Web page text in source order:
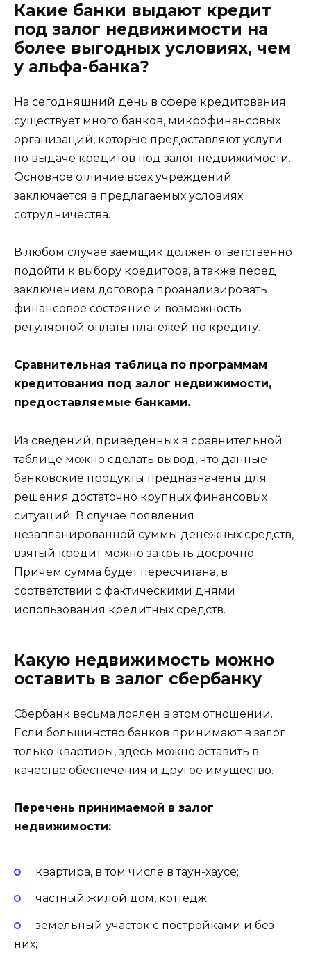
Какие банки выдают кредит
под залог недвижимости на
более выгодных условиях, чем
у альфа-банка?
На сегодняшний день в сфере кредитования
существует много банков, микрофинансовых
организаций, которые предоставляют услуги
по выдаче кредитов под залог недвижимости.
Основное отличие всех учреждений
заключается в предлагаемых условиях
сотрудничества.
В любом случае заемщик должен ответственно
подойти к выбору кредитора, а также перед
заключением договора проанализировать
финансовое состояние и возможность
регулярной оплаты платежей по кредиту.
Сравнительная таблица по программам
кредитования под залог недвижимости,
предоставляемые банками.
Из сведений, приведенных в сравнительной
таблице можно сделать вывод, что данные
банковские продукты предназначены для
решения достаточно крупных финансовых
ситуаций. В случае появления
незапланированной суммы денежных средств,
взятый кредит можно закрыть досрочно.
Причем сумма будет пересчитана, в
соответствии с фактическими днями
использования кредитных средств.
Какую недвижимость можно
оставить в залог сбербанку
Сбербанк весьма лоялен в этом отношении.
Если большинство банков принимают в залог
только квартиры, здесь можно оставить в
качестве обеспечения и другое имущество.
Перечень принимаемой в залог
недвижимости:
квартира, в том числе в таун-хаусе;
частный жилой дом, коттедж;
земельный участок с постройками и без
них;